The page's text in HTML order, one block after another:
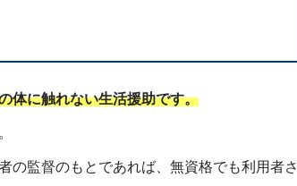
体に触れない生活援助です。
の監督のもとであれば、無資格でも利用者さ